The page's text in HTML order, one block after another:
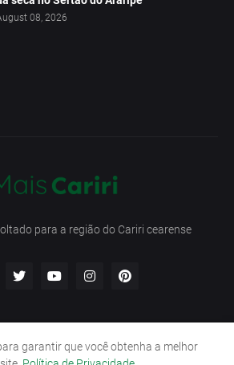
08, 2026
para a região do Cariri cearense
Política de Privacidade
garantir que você obtenha a melhor